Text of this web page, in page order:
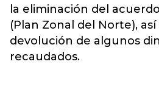
la eliminación del
(Plan Zonal del Norte),
devolución de algunos
recaudados.